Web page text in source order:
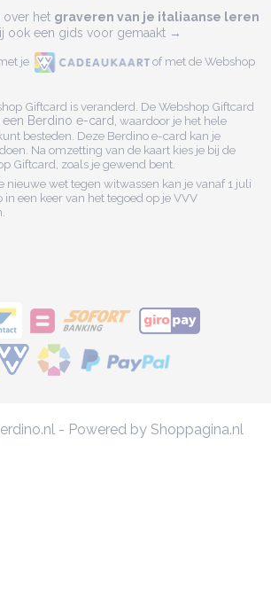
het graveren van je italiaanse leren
ook een gids voor gemaakt →
je
of met de Webshop
Giftcard is veranderd. De Webshop Giftcard
Berdino e-card, waardoor je het hele
besteden. Deze Berdino e-card kan je
Na omzetting van de kaart kies je bij de
Giftcard, zoals je gewend bent.
nieuwe wet tegen witwassen kan je vanaf 1 juli
een keer van het tegoed op je VVV
- Powered by Shoppagina.nl